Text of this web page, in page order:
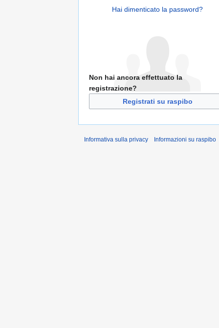
Hai dimenticato la password?
Non hai ancora effettuato la
registrazione?
Registrati su raspibo
Informativa sulla privacy Informazioni su raspibo